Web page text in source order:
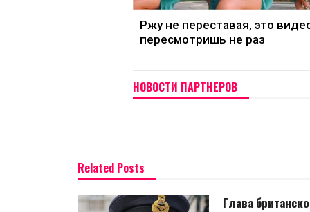
Ржу не переставая, это
пересмотришь не раз
НОВОСТИ ПАРТНЕРОВ
Related Posts
Глава